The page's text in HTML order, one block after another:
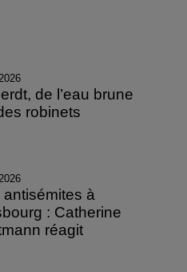
de l’eau brune
robinets
antisémites à
: Catherine
réagit